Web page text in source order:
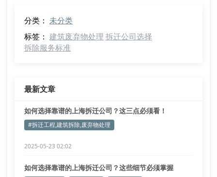
分类： 未分类
标签： 建筑废弃物处理 拆迁公司选择
拆除服务标准
最新文章
如何选择靠谱的上海拆迁公司？这三点必须看！
#拆迁工程,建筑拆除,废弃物处理
2025-05-23 02:02
如何选择靠谱的上海拆迁公司？这些细节必须掌握